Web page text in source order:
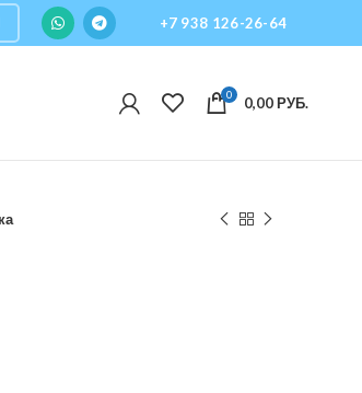
+7 938 126-26-64
0 0,00РУБ.